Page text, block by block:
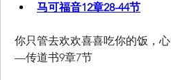
马可福音12章28-44节
你只管去欢欢喜喜吃你的饭，
—传道书9章7节